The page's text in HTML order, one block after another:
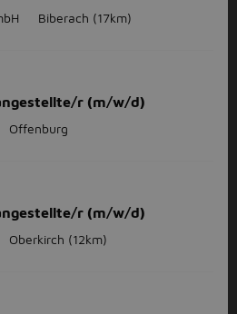
Biberach (17km)
r (m/w/d)
Offenburg
r (m/w/d)
Oberkirch (12km)